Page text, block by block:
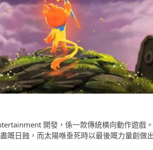
開發，係一款傳統橫向動作遊戲
嘅日蝕，而太陽喺垂死時以最後嘅力量創做